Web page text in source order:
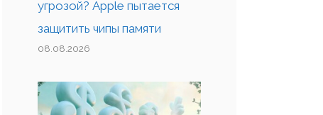
угрозой? Apple пытается
защитить чипы памяти
08.08.2026